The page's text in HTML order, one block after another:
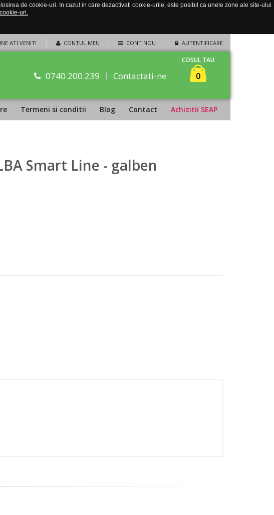
de cookie-uri. In cazul in care dezactivati cookie-urile, este posibil ca unele zone ale site-ului
uri.
CONTUL MEU CONT NOU AUTENTIFICARE
ATI VENIT!
0740.200.239 Contactati-ne
COSUL TAU
0
Termeni si conditii Blog Contact Achizitii SEAP
Smart Line - galben